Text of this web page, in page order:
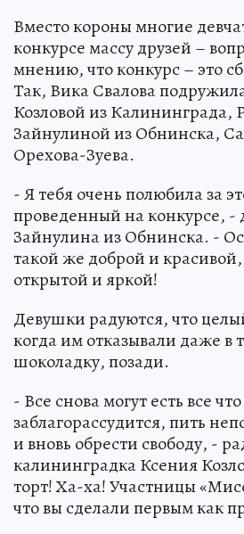
Вместо короны многие
конкурсе массу друзей –
мнению, что конкурс – это
Так, Вика Свалова
Козловой из Калининграда,
Зайнулиной из Обнинска,
Орехова-Зуева.
- Я тебя очень полюбила за
проведенный на конкурсе, -
Зайнулина из Обнинска. -
такой же доброй и
открытой и яркой!
Девушки радуются, что
когда им отказывали даже в
шоколадку, позади.
- Все снова могут есть все что
заблагорассудится, пить
и вновь обрести свободу, -
калининградка Ксения
торт! Ха-ха! Участницы
что вы сделали первым как